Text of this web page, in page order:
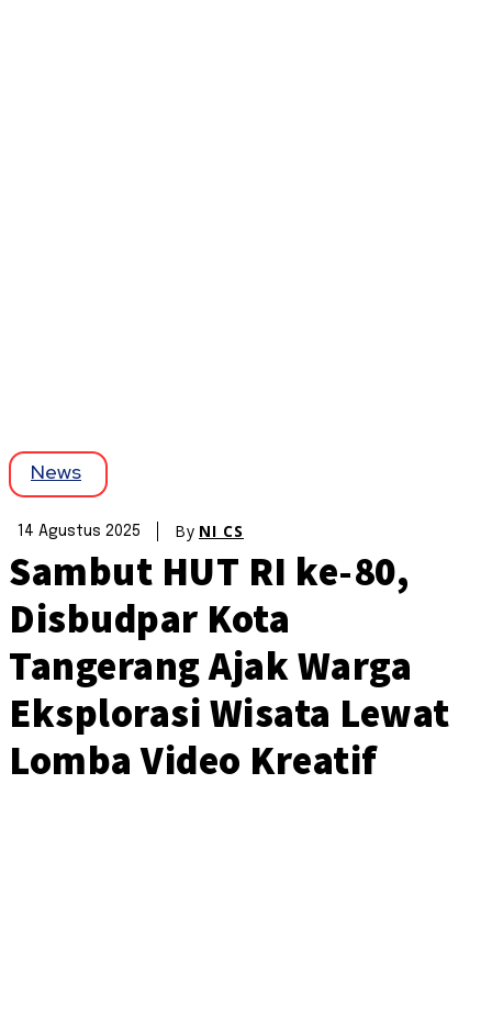
News
14 Agustus 2025 By NI CS
Sambut HUT RI ke-80,
Disbudpar Kota
Tangerang Ajak Warga
Eksplorasi Wisata Lewat
Lomba Video Kreatif